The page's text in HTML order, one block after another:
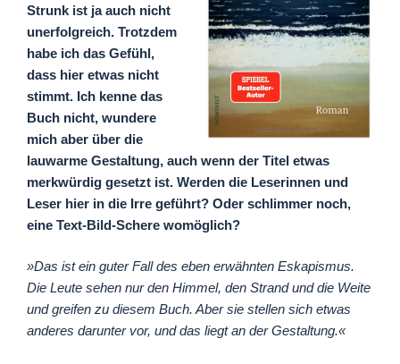
Strunk ist ja auch nicht
unerfolgreich. Trotzdem
habe ich das Gefühl,
dass hier etwas nicht
stimmt. Ich kenne das
Buch nicht, wundere
mich aber über die
lauwarme Gestaltung, auch wenn der Titel etwas
merkwürdig gesetzt ist. Werden die Leserinnen und
Leser hier in die Irre geführt? Oder schlimmer noch,
eine Text-Bild-Schere womöglich?
»Das ist ein guter Fall des eben erwähnten Eskapismus.
Die Leute sehen nur den Himmel, den Strand und die Weite
und greifen zu diesem Buch. Aber sie stellen sich etwas
anderes darunter vor, und das liegt an der Gestaltung.«